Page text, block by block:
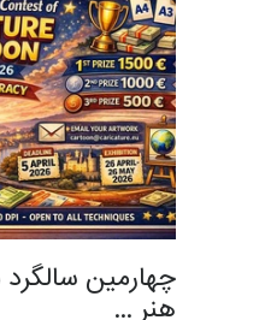
چهارمین سالگرد
هنر …